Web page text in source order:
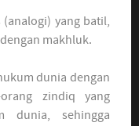
yang batil,
seperti menganalogikan Allah ﷻ dengan makhluk.
dunia dengan
zindiq yang
dunia, sehingga